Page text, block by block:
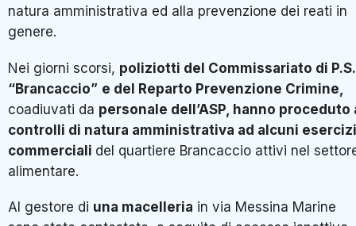
natura amministrativa ed alla prevenzione dei reati in
genere.
Nei giorni scorsi, poliziotti del Commissariato di P.S.
“Brancaccio” e del Reparto Prevenzione Crimine,
coadiuvati da personale dell’ASP, hanno proceduto
controlli di natura amministrativa ad alcuni esercizi
commerciali del quartiere Brancaccio attivi nel
alimentare.
Al gestore di una macelleria in via Messina Marine